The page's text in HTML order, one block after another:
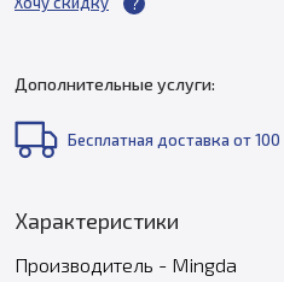
Дополнительные услуги:
Бесплатная доставка от
Характеристики
Производитель - Mingda